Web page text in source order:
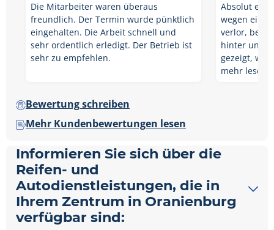
Die Mitarbeiter waren überaus
freundlich. Der Termin wurde pünktlich
eingehalten. Die Arbeit schnell und
sehr ordentlich erledigt. Der Betrieb ist
sehr zu empfehlen.
Absolut
wegen
verlor,
hinter uns
gezeigt, wie
mehr lesen
Bewertung schreiben
Mehr Kundenbewertungen lesen
Informieren Sie sich über die
Reifen- und
Autodienstleistungen, die in
Ihrem Zentrum in Oranienburg
verfügbar sind: